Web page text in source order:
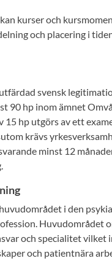
kurser och
och placering i
svensk
90 hp inom ämnet
15 hp utgörs av ett
krävs
minst 12
i den
Huvudområdet
och specialitet vilket
och patientnära